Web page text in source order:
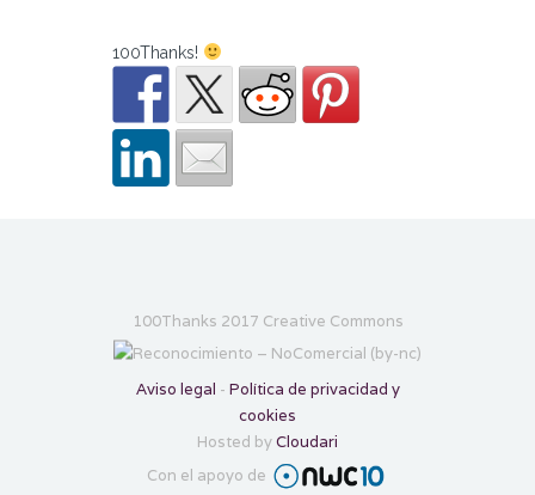
100Thanks!
100Thanks 2017 Creative Commons
Aviso legal - Política de privacidad y
cookies
Hosted byCloudari
Con el apoyo de